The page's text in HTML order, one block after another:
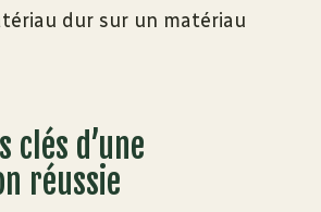
dur sur un matériau
clés d’une
réussie